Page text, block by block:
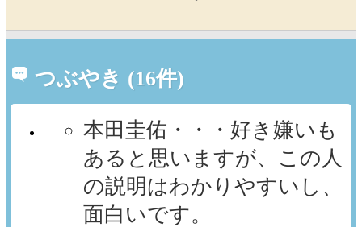
つぶやき (16件)
本田圭佑・・・好き嫌いも
あると思いますが、この人
の説明はわかりやすいし、
面白いです。